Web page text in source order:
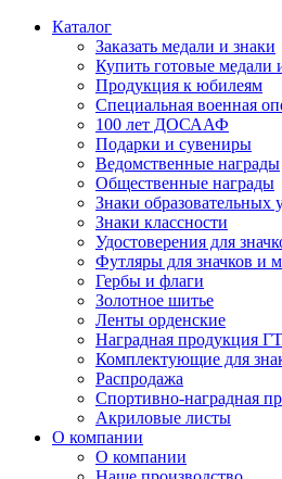
Каталог
Заказать медали и знаки
Купить готовые медали
Продукция к юбилеям
Специальная военная
100 лет ДОСААФ
Подарки и сувениры
Ведомственные награды
Общественные награды
Знаки образовательных
Знаки классности
Удостоверения для
Футляры для значков и
Гербы и флаги
Золотное шитье
Ленты орденские
Наградная продукция
Комплектующие для
Распродажа
Спортивно-наградная
Акриловые листы
О компании
О компании